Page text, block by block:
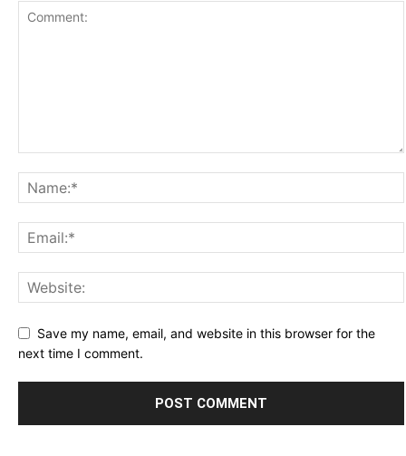
Save my name, email, and website in this browser for the
next time I comment.